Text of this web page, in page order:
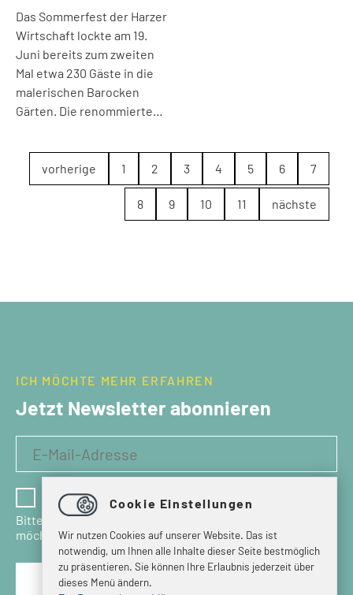
Das Sommerfest der Harzer
Wirtschaft lockte am 19.
Juni bereits zum zweiten
Mal etwa 230 Gäste in die
malerischen Barocken
Gärten. Die renommierte…
vorherige 1 2 3 4 5 6 7
8 9 10 11 nächste
ICH MÖCHTE MEHR ERFAHREN
Jetzt Newsletter abonnieren
Ich habe die Datenschutzbestimmungen gelesen
Bitte bestätigen Sie, dass Sie den Newsletter erhalten
möchten.
Cookie Einstellungen
Wir nutzen Cookies auf unserer Website. Das ist
notwendig, um Ihnen alle Inhalte dieser Seite bestmöglich
zu präsentieren. Sie können Ihre Erlaubnis jederzeit über
dieses Menü ändern.